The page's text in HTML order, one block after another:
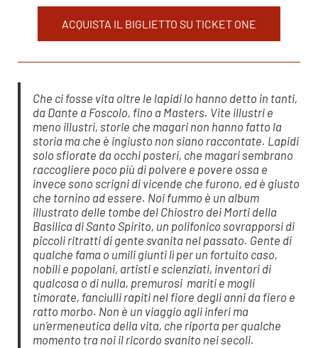
ACQUISTA IL BIGLIETTO SU TICKET ONE
Che ci fosse vita oltre le lapidi lo hanno detto in tanti,
da Dante a Foscolo, fino a Masters. Vite illustri e
meno illustri, storie che magari non hanno fatto la
storia ma che è ingiusto non siano raccontate. Lapidi
solo sfiorate da occhi posteri, che magari sembrano
raccogliere poco più di polvere e povere ossa e
invece sono scrigni di vicende che furono, ed è giusto
che tornino ad essere. Noi fummo è un album
illustrato delle tombe del Chiostro dei Morti della
Basilica di Santo Spirito, un polifonico sovrapporsi di
piccoli ritratti di gente svanita nel passato. Gente di
qualche fama o umili giunti lì per un fortuito caso,
nobili e popolani, artisti e scienziati, inventori di
qualcosa o di nulla, premurosi mariti e mogli
timorate, fanciulli rapiti nel fiore degli anni da fiero e
ratto morbo. Non è un viaggio agli inferi ma
un’ermeneutica della vita, che riporta per qualche
momento tra noi il ricordo svanito nei secoli.